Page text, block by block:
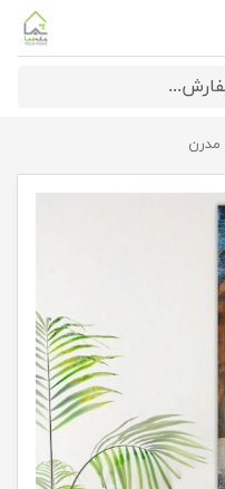
مدرن
شعر ته کت نازنده چشمان سرمه